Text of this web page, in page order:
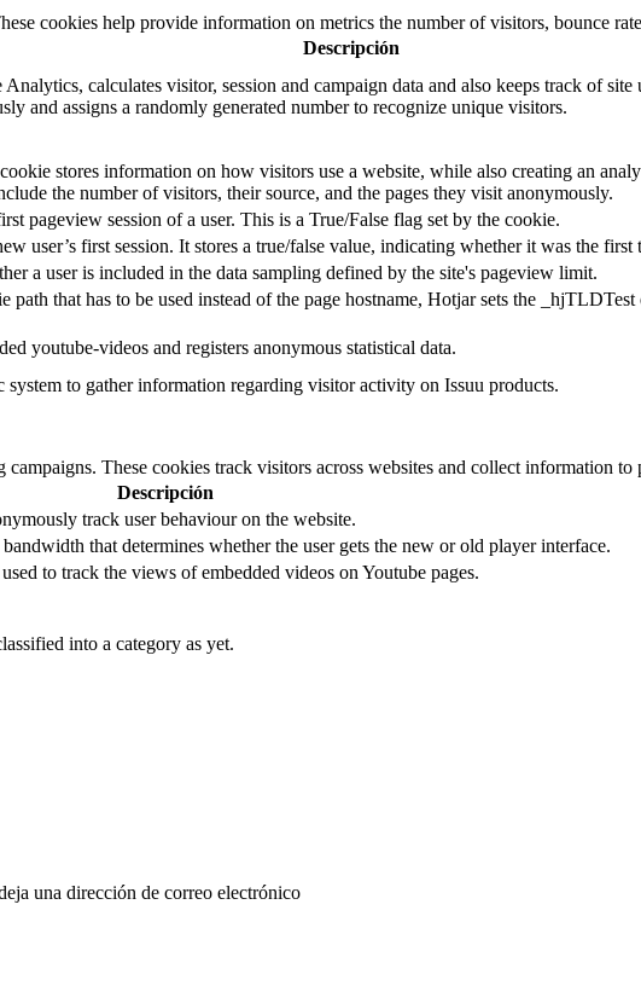
cookies help provide information on metrics the number of visitors, bounce
Descripción
calculates visitor, session and campaign data and also keeps track of
and assigns a randomly generated number to recognize unique visitors.
stores information on how visitors use a website, while also creating an
the number of visitors, their source, and the pages they visit anonymously.
pageview session of a user. This is a True/False flag set by the cookie.
user’s first session. It stores a true/false value, indicating whether it was the first
a user is included in the data sampling defined by the site's pageview limit.
path that has to be used instead of the page hostname, Hotjar sets the
youtube-videos and registers anonymous statistical data.
to gather information regarding visitor activity on Issuu products.
These cookies track visitors across websites and collect information to
Descripción
track user behaviour on the website.
that determines whether the user gets the new or old player interface.
to track the views of embedded videos on Youtube pages.
into a category as yet.
una dirección de correo electrónico